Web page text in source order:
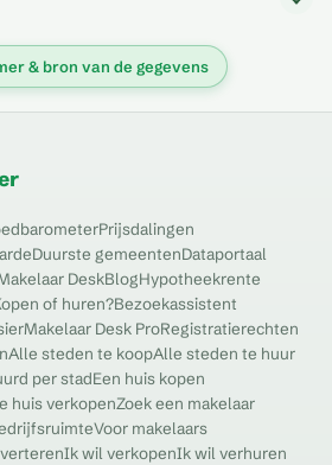
& bron van de gegevens
Prijsdalingen
Duurste gemeentenDataportaal
DeskBlogHypotheekrente
of huren?Bezoekassistent
Makelaar Desk ProRegistratierechten
Alle steden te koopAlle steden te huur
per stadEen huis kopen
huis verkopenZoek een makelaar
Voor makelaars
Ik wil verkopenIk wil verhuren